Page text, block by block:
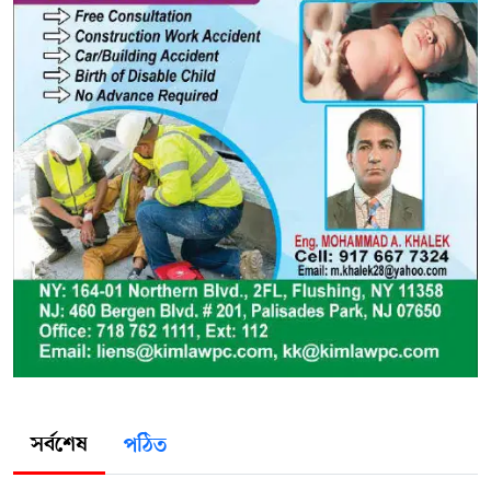
সর্বশেষ পঠিত